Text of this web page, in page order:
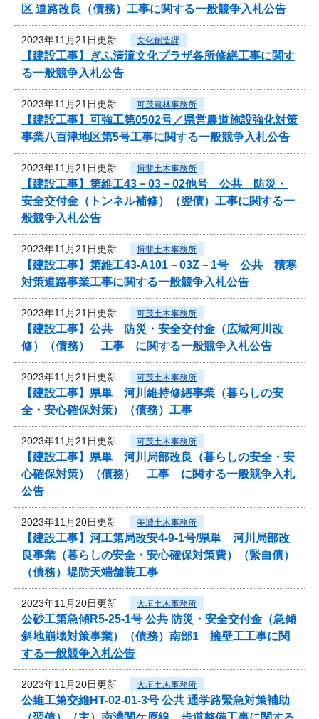
区 道路改良（債務）工事に関する一般競争入札公告
2023年11月21日更新 文化創造課
【建設工事】ぎふ清流文化プラザ各所修繕工事に関す
る一般競争入札公告
2023年11月21日更新 可茂農林事務所
【建設工事】可強工第0502号／県営農道施設強化対策
事業八百津地区第5号工事に関する一般競争入札公告
2023年11月21日更新 揖斐土木事務所
【建設工事】第維工43－03－02他号 公共 防災・
安全交付金（トンネル補修）（翌債）工事に関する一
般競争入札公告
2023年11月21日更新 揖斐土木事務所
【建設工事】第維工43-A101－03Z－1号 公共 積寒
対策道路事業工事に関する一般競争入札公告
2023年11月21日更新 可茂土木事務所
【建設工事】公共 防災・安全交付金（広域河川改
修）（債務） 工事 に関する一般競争入札公告
2023年11月21日更新 可茂土木事務所
【建設工事】県単 河川維持修繕事業（暮らしの安
全・安心確保対策）（債務）工事
2023年11月21日更新 可茂土木事務所
【建設工事】県単 河川局部改良（暮らしの安全・安
心確保対策）（債務） 工事 に関する一般競争入札
公告
2023年11月20日更新 美濃土木事務所
【建設工事】河工第局改安4-9-1号/県単 河川局部改
良事業（暮らしの安全・安心確保対策費）（緊自債）
（債務）堤防天端舗装工事
2023年11月20日更新 大垣土木事務所
公砂工第急傾R5-25-1号 公共 防災・安全交付金（急傾
斜地崩壊対策事業）（債務）南部1 擁壁工工事に関
する一般競争入札公告
2023年11月20日更新 大垣土木事務所
公維工第交維HT-02-01-3号 公共 通学路緊急対策補助